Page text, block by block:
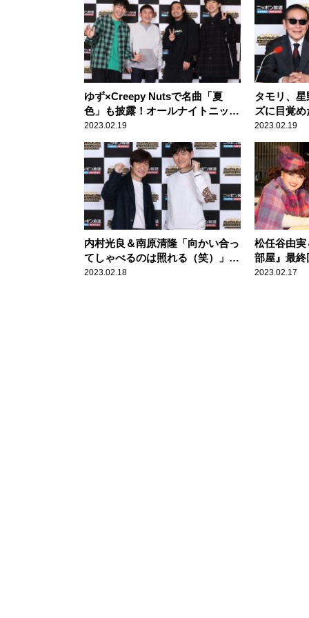
ゆず×Creepy Nutsで名曲「夏
色」も披露！オールナイトニッポ
ンと音楽を語り尽くした贅沢な時
間
2023.02.19
タモリ、
ズに目覚
外な共通点
2023.02.19
内村光良＆南原清隆「向かい合っ
てしゃべるのは照れる（笑）」
も、今だから語れる『ウッチャン
2023.02.18
松任谷由
部屋』最
す「早く
2023.02.17